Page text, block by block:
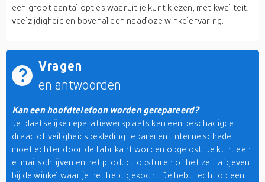
een groot aantal opties waaruit je kunt kiezen, met kwaliteit,
veelzijdigheid en bovenal een naadloze winkelervaring.
Vragen
en antwoorden
Kan een hoofdtelefoon worden gerepareerd?
Je plaatselijke reparatiewerkplaats kan een beschadigde
draad of veiligheidsbekleding repareren. Interne schade
moet echter door de fabrikant worden opgelost. Je kunt een
e-mail schrijven en het product opsturen of het zelf afgeven
bij de winkel waar je het hebt gekocht. Je hebt recht op een